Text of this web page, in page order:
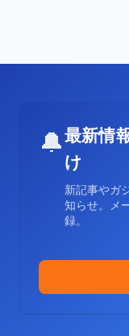
🔔最新情
け
新記事やガ
知らせ。メ
録。